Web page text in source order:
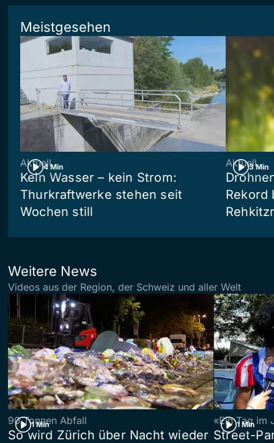
Meistgesehen
4 Min
Aktuell
Kein Wasser – kein Strom:
Thurkraftwerke stehen seit
Wochen still
3 Min
Aktuell
Rekord
Weitere News
Videos aus der Region, der Schweiz und aller Welt
1 Min
90 Tonnen Abfall
So wird Zürich über Nacht wieder
1 Min
«Ein Tag im
Street-